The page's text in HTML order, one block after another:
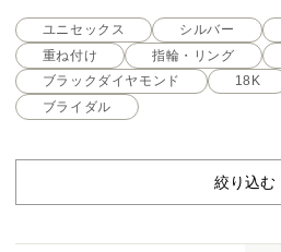
ユニセックス シルバー
重ね付け
指輪・リング
ブラックダイヤモンド
18K
ブライダル
絞り込む